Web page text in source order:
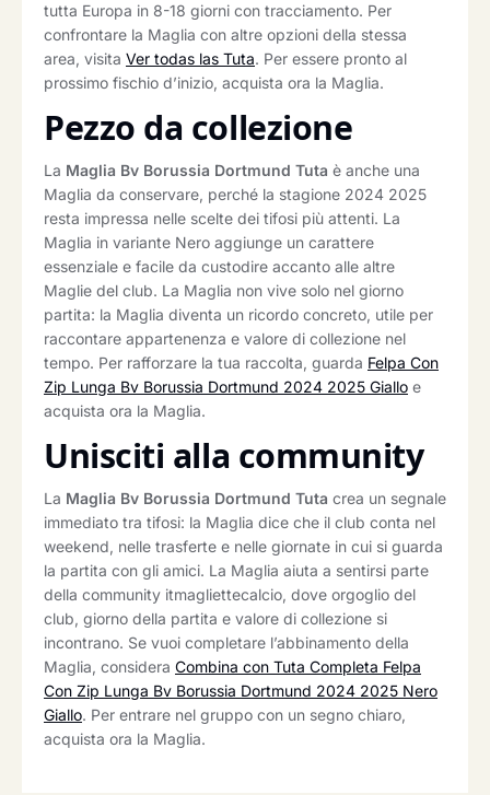
tutta Europa in 8-18 giorni con tracciamento. Per
confrontare la Maglia con altre opzioni della stessa
area, visita Ver todas las Tuta. Per essere pronto al
prossimo fischio d’inizio, acquista ora la Maglia.
Pezzo da collezione
La Maglia Bv Borussia Dortmund Tuta è anche una
Maglia da conservare, perché la stagione 2024 2025
resta impressa nelle scelte dei tifosi più attenti. La
Maglia in variante Nero aggiunge un carattere
essenziale e facile da custodire accanto alle altre
Maglie del club. La Maglia non vive solo nel giorno
partita: la Maglia diventa un ricordo concreto, utile per
raccontare appartenenza e valore di collezione nel
tempo. Per rafforzare la tua raccolta, guarda Felpa Con
Zip Lunga Bv Borussia Dortmund 2024 2025 Giallo e
acquista ora la Maglia.
Unisciti alla community
La Maglia Bv Borussia Dortmund Tuta crea un segnale
immediato tra tifosi: la Maglia dice che il club conta nel
weekend, nelle trasferte e nelle giornate in cui si guarda
la partita con gli amici. La Maglia aiuta a sentirsi parte
della community itmagliettecalcio, dove orgoglio del
club, giorno della partita e valore di collezione si
incontrano. Se vuoi completare l’abbinamento della
Maglia, considera Combina con Tuta Completa Felpa
Con Zip Lunga Bv Borussia Dortmund 2024 2025 Nero
Giallo. Per entrare nel gruppo con un segno chiaro,
acquista ora la Maglia.